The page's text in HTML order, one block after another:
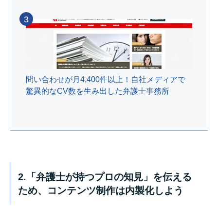
問い合わせが月4,400件以上！自社メディアで
驚異的なCV数を生み出した弁護士事務所
3
2.「弁護士が持つプロの知見」を伝える
ため、コンテンツ制作は内製化しよう